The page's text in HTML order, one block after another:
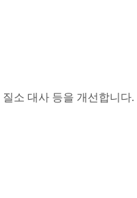
질소 대사 등을 개선합니다.